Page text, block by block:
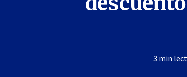
3 min